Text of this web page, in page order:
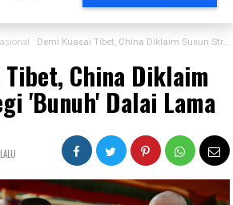
Demi Kuasai Tibet, China Diklaim Susun Strategi 'Bunuh' Dalai Lama
Tibet, China Diklaim
'Bunuh' Dalai Lama